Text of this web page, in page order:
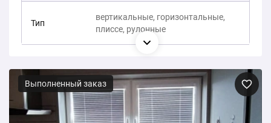
Тип
вертикальные, горизонтальные,
плиссе, рулонные
Выполненный заказ